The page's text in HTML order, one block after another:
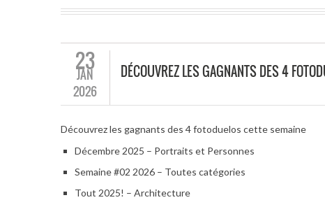
23
JAN
2026
DÉCOUVREZ LES GAGNANTS DES 4
Découvrez les gagnants des 4 fotoduelos cette semaine
Décembre 2025 – Portraits et Personnes
Semaine #02 2026 – Toutes catégories
Tout 2025! – Architecture